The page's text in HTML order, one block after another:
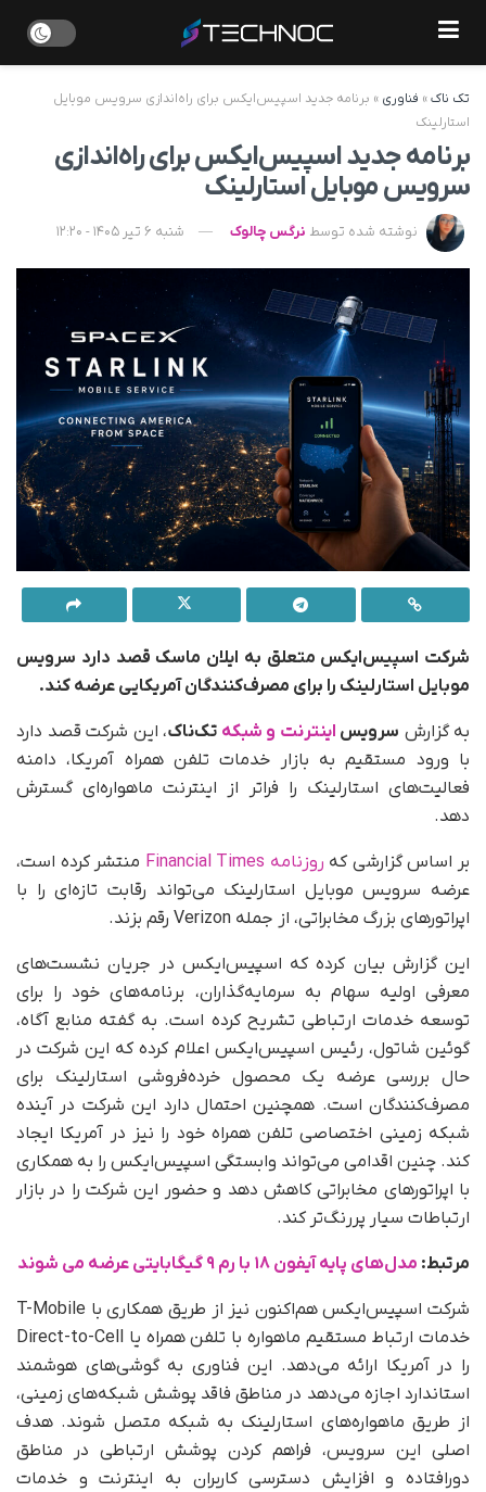
تک ناک» فناوری » برنامه جدید اسپیس‌ایکس برای راه‌اندازی سرویس موبایل
استارلینک
برنامه جدید اسپیس‌ایکس برای راه‌اندازی
سرویس موبایل استارلینک
نوشته شده توسط نرگس چالوک شنبه 6 تیر 1405 - 12:20
شرکت اسپیس‌ایکس متعلق به ایلان ماسک قصد دارد سرویس
موبایل استارلینک را برای مصرف‌کنندگان آمریکایی عرضه کند.
به گزارش سرویس اینترنت و شبکه تک‌ناک، این شرکت قصد دارد
با ورود مستقیم به بازار خدمات تلفن همراه آمریکا، دامنه
فعالیت‌های استارلینک را فراتر از اینترنت ماهواره‌ای گسترش
دهد.
بر اساس گزارشی که روزنامه Financial Times
منتشر کرده است،
عرضه سرویس موبایل استارلینک می‌تواند رقابت تازه‌ای را با
اپراتورهای بزرگ مخابراتی، از جمله Verizon رقم بزند.
این گزارش بیان کرده که اسپیس‌ایکس در جریان نشست‌های
معرفی اولیه سهام به سرمایه‌گذاران، برنامه‌های خود را برای
توسعه خدمات ارتباطی تشریح کرده است. به گفته منابع آگاه،
گوئین شاتول، رئیس اسپیس‌ایکس اعلام کرده که این شرکت در
حال بررسی عرضه یک محصول خرده‌فروشی استارلینک برای
مصرف‌کنندگان است. همچنین احتمال دارد این شرکت در آینده
شبکه زمینی اختصاصی تلفن همراه خود را نیز در آمریکا ایجاد
کند. چنین اقدامی می‌تواند وابستگی اسپیس‌ایکس را به همکاری
با اپراتورهای مخابراتی کاهش دهد و حضور این شرکت را در بازار
ارتباطات سیار پررنگ‌تر کند.
مرتبط: مدل‌های پایه آیفون ۱۸ با رم ۹ گیگابایتی عرضه می‌ شوند
شرکت اسپیس‌ایکس هم‌اکنون نیز از طریق همکاری با T-Mobile
خدمات ارتباط مستقیم ماهواره با تلفن همراه یا Direct-to-Cell
را در آمریکا ارائه می‌دهد. این فناوری به گوشی‌های هوشمند
استاندارد اجازه می‌دهد در مناطق فاقد پوشش شبکه‌های زمینی،
از طریق ماهواره‌های استارلینک به شبکه متصل شوند. هدف
اصلی این سرویس، فراهم کردن پوشش ارتباطی در مناطق
دورافتاده و افزایش دسترسی کاربران به اینترنت و خدمات